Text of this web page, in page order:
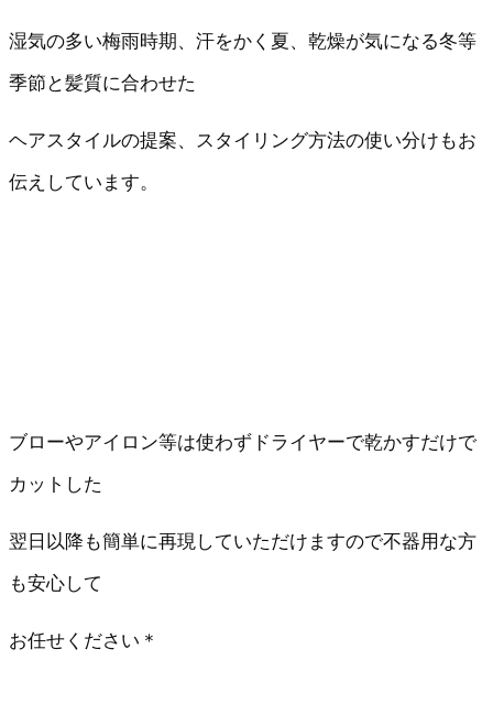
湿気の多い梅雨時期、汗をかく夏、乾燥が気になる冬等
季節と髪質に合わせた
ヘアスタイルの提案、スタイリング方法の使い分けもお
伝えしています。
ブローやアイロン等は使わずドライヤーで乾かすだけで
カットした
翌日以降も簡単に再現していただけますので不器用な方
も安心して
お任せください＊